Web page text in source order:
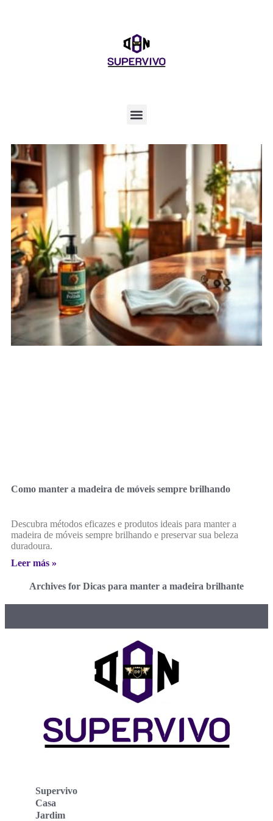
Como manter a madeira de móveis sempre brilhando
Descubra métodos eficazes e produtos ideais para manter a
madeira de móveis sempre brilhando e preservar sua beleza
duradoura.
Leer más »
Archives for Dicas para manter a madeira brilhante
Supervivo
Casa
Jardim